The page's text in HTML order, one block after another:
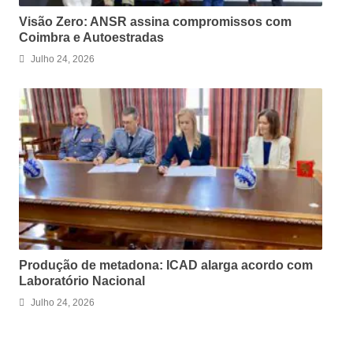
Visão Zero: ANSR assina compromissos com
Coimbra e Autoestradas
Julho 24, 2026
Produção de metadona: ICAD alarga acordo com
Laboratório Nacional
Julho 24, 2026